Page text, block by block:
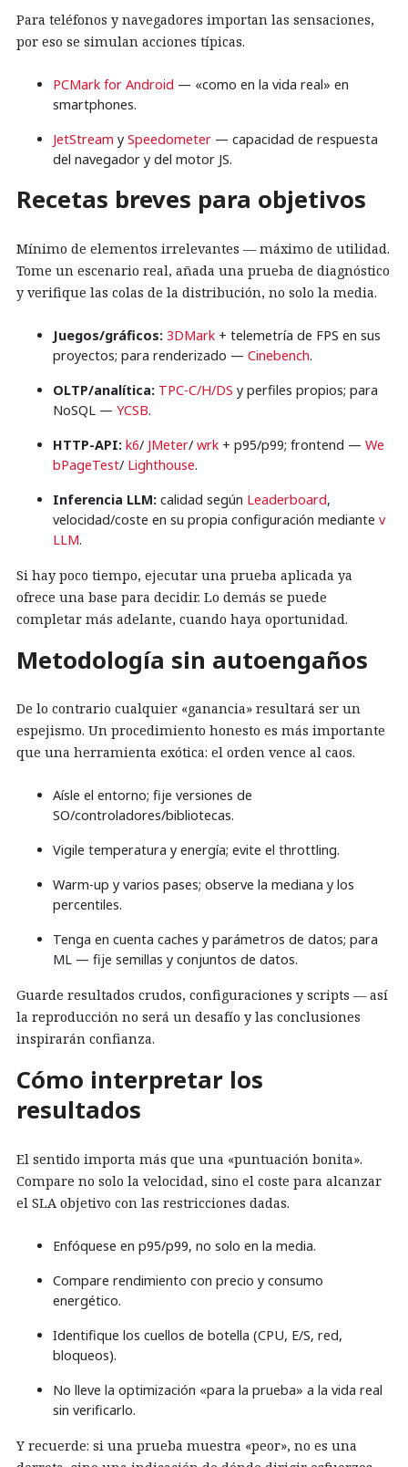
Para teléfonos y navegadores importan las sensaciones,
por eso se simulan acciones típicas.
PCMark for Android — «como en la vida real» en
smartphones.
JetStream y Speedometer — capacidad de respuesta
del navegador y del motor JS.
Recetas breves para objetivos
Mínimo de elementos irrelevantes — máximo de utilidad.
Tome un escenario real, añada una prueba de diagnóstico
y verifique las colas de la distribución, no solo la media.
Juegos/gráficos: 3DMark + telemetría de FPS en sus
proyectos; para renderizado — Cinebench.
OLTP/analítica: TPC-C/H/DS y perfiles propios; para
NoSQL — YCSB.
HTTP-API: k6/ JMeter/ wrk + p95/p99; frontend — We
bPageTest/ Lighthouse.
Inferencia LLM: calidad según Leaderboard,
velocidad/coste en su propia configuración mediante v
LLM.
Si hay poco tiempo, ejecutar una prueba aplicada ya
ofrece una base para decidir. Lo demás se puede
completar más adelante, cuando haya oportunidad.
Metodología sin autoengaños
De lo contrario cualquier «ganancia» resultará ser un
espejismo. Un procedimiento honesto es más importante
que una herramienta exótica: el orden vence al caos.
Aísle el entorno; fije versiones de
SO/controladores/bibliotecas.
Vigile temperatura y energía; evite el throttling.
Warm-up y varios pases; observe la mediana y los
percentiles.
Tenga en cuenta caches y parámetros de datos; para
ML — fije semillas y conjuntos de datos.
Guarde resultados crudos, configuraciones y scripts — así
la reproducción no será un desafío y las conclusiones
inspirarán confianza.
Cómo interpretar los
resultados
El sentido importa más que una «puntuación bonita».
Compare no solo la velocidad, sino el coste para alcanzar
el SLA objetivo con las restricciones dadas.
Enfóquese en p95/p99, no solo en la media.
Compare rendimiento con precio y consumo
energético.
Identifique los cuellos de botella (CPU, E/S, red,
bloqueos).
No lleve la optimización «para la prueba» a la vida real
sin verificarlo.
Y recuerde: si una prueba muestra «peor», no es una